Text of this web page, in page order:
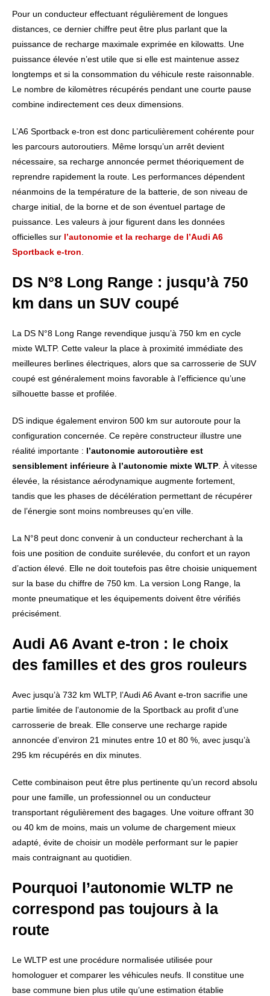
Pour un conducteur effectuant régulièrement de longues
distances, ce dernier chiffre peut être plus parlant que la
puissance de recharge maximale exprimée en kilowatts. Une
puissance élevée n’est utile que si elle est maintenue assez
longtemps et si la consommation du véhicule reste raisonnable.
Le nombre de kilomètres récupérés pendant une courte pause
combine indirectement ces deux dimensions.
L’A6 Sportback e-tron est donc particulièrement cohérente pour
les parcours autoroutiers. Même lorsqu’un arrêt devient
nécessaire, sa recharge annoncée permet théoriquement de
reprendre rapidement la route. Les performances dépendent
néanmoins de la température de la batterie, de son niveau de
charge initial, de la borne et de son éventuel partage de
puissance. Les valeurs à jour figurent dans les données
officielles sur l’autonomie et la recharge de l’Audi A6
Sportback e-tron
DS N°8 Long Range : jusqu’à 750
km dans un SUV coupé
La DS N°8 Long Range revendique jusqu’à 750 km en cycle
mixte WLTP. Cette valeur la place à proximité immédiate des
meilleures berlines électriques, alors que sa carrosserie de SUV
coupé est généralement moins favorable à l’efficience qu’une
silhouette basse et profilée.
DS indique également environ 500 km sur autoroute pour la
configuration concernée. Ce repère constructeur illustre une
réalité importante : l’autonomie autoroutière est
sensiblement inférieure à l’autonomie mixte WLTP . À vitesse
élevée, la résistance aérodynamique augmente fortement,
tandis que les phases de décélération permettant de récupérer
de l’énergie sont moins nombreuses qu’en ville.
La N°8 peut donc convenir à un conducteur recherchant à la
fois une position de conduite surélevée, du confort et un rayon
d’action élevé. Elle ne doit toutefois pas être choisie uniquement
sur la base du chiffre de 750 km. La version Long Range, la
monte pneumatique et les équipements doivent être vérifiés
précisément.
Audi A6 Avant e-tron : le choix
des familles et des gros rouleurs
Avec jusqu’à 732 km WLTP, l’Audi A6 Avant e-tron sacrifie une
partie limitée de l’autonomie de la Sportback au profit d’une
carrosserie de break. Elle conserve une recharge rapide
annoncée d’environ 21 minutes entre 10 et 80 %, avec jusqu’à
295 km récupérés en dix minutes.
Cette combinaison peut être plus pertinente qu’un record absolu
pour une famille, un professionnel ou un conducteur
transportant régulièrement des bagages. Une voiture offrant 30
ou 40 km de moins, mais un volume de chargement mieux
adapté, évite de choisir un modèle performant sur le papier
mais contraignant au quotidien.
Pourquoi l’autonomie WLTP ne
correspond pas toujours à la
route
Le WLTP est une procédure normalisée utilisée pour
homologuer et comparer les véhicules neufs. Il constitue une
base commune bien plus utile qu’une estimation établie